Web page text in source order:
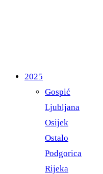
2025
Gospić
Ljubljana
Osijek
Ostalo
Podgorica
Rijeka